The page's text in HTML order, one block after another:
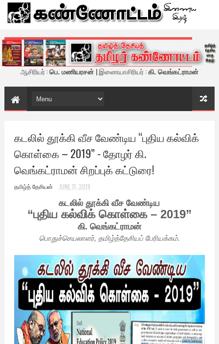
கண்ணோட்டம் - இணைய இதழ்
ஆசிரியர் :பெ. மணியரசன் | இணையாசிரியர் :கி. வெங்கட்ராமன்
கடலில் தூக்கி வீச வேண்டிய “புதிய கல்விக்
கொள்கை – 2019” - தோழர் கி.
வெங்கட்ராமன் சிறப்புக் கட்டுரை!
தமிழ்த் தேசியன் JUNE 11, 2019
கடலில் தூக்கி வீச வேண்டிய
“புதிய கல்விக் கொள்கை – 2019”
கி. வெங்கட்ராமன்
பொதுச்செயலாளர், தமிழ்த்தேசியப் பேரியக்கம்.